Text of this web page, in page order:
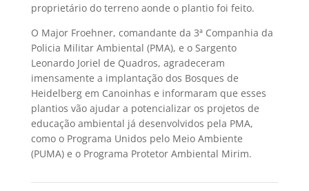
proprietário do terreno aonde o plantio foi feito.
O Major Froehner, comandante da 3ª Companhia da
Policia Militar Ambiental (PMA), e o Sargento
Leonardo Joriel de Quadros, agradeceram
imensamente a implantação dos Bosques de
Heidelberg em Canoinhas e informaram que esses
plantios vão ajudar a potencializar os projetos de
educação ambiental já desenvolvidos pela PMA,
como o Programa Unidos pelo Meio Ambiente
(PUMA) e o Programa Protetor Ambiental Mirim.